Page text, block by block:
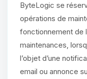
ByteLogic se
opérations de
fonctionnement de
maintenances,
l’objet d’une
email ou annonce